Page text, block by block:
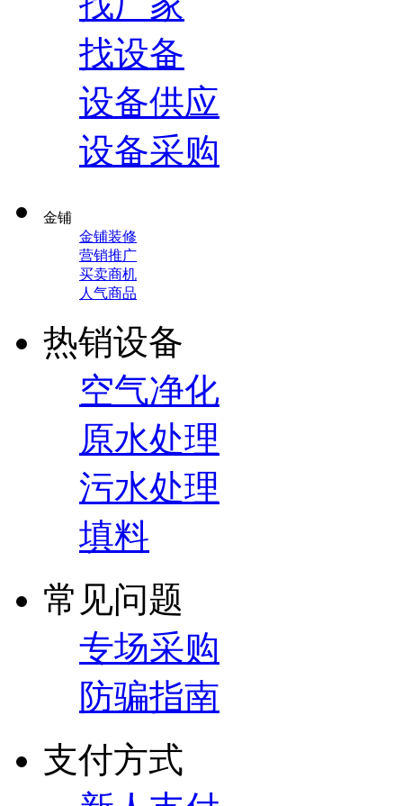
找设备
设备供应
设备采购
金铺
金铺装修
营销推广
买卖商机
人气商品
热销设备
空气净化
原水处理
污水处理
填料
常见问题
专场采购
防骗指南
支付方式